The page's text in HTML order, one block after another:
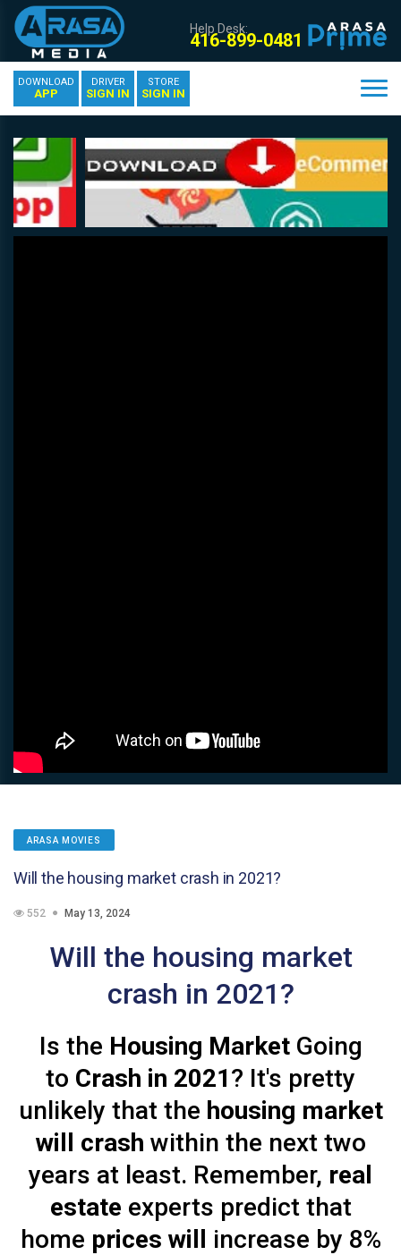
Help Desk:
416-899-0481
DOWNLOAD
APP
DRIVER
SIGN IN
STORE
SIGN IN
ARASA MOVIES
Will the housing market crash in 2021?
552 May 13, 2024
Will the housing market
crash in 2021?
Is the Housing MarketGoing
to Crash in 2021? It's pretty
unlikely that the housing market
will crash within the next two
years at least. Remember, real
estate experts predict that
home prices will increase by 8%